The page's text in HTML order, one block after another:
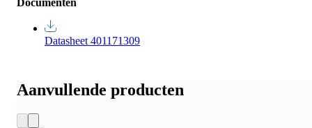
Documenten
Datasheet 401171309
Aanvullende producten